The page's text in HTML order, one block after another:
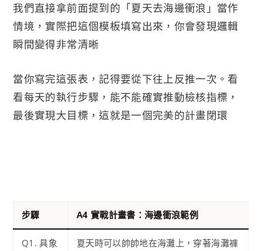
我們直接拿前面提到的「夏天去海邊衝浪」當作
情境，實際把這個模板填寫出來，你會發現邏輯
瞬間變得非常清晰
當你寫完這張表，記得要從下往上反推一次。看
看每天的執行步驟，能不能確實推動檢核指標，
最後實現大目標，這就是一個完美的計畫閉環
步驟 A4 實戰計畫書：海邊衝浪範例
Q1. 具象
夏天時可以帥帥地在海灘上，穿著海灘褲